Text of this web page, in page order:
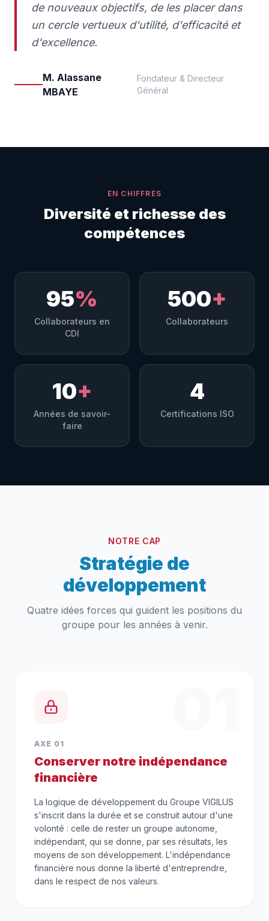
de nouveaux objectifs, de les placer dans
un cercle vertueux d'utilité, d'efficacité et
d'excellence.
M. Alassane
MBAYE
Fondateur & Directeur
Général
EN CHIFFRES
Diversité et richesse des
compétences
95%
Collaborateurs en
CDI
500+
Collaborateurs
10+
Années de savoir-
faire
4
Certifications ISO
NOTRE CAP
Stratégie de
développement
Quatre idées forces qui guident les positions du
groupe pour les années à venir.
AXE 01
Conserver notre indépendance
financière
La logique de développement du Groupe VIGILUS
s'inscrit dans la durée et se construit autour d'une
volonté : celle de rester un groupe autonome,
indépendant, qui se donne, par ses résultats, les
moyens de son développement. L'indépendance
financière nous donne la liberté d'entreprendre,
dans le respect de nos valeurs.